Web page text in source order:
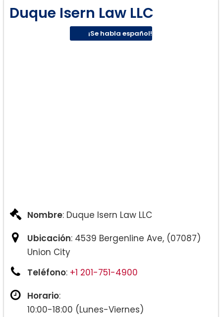
Duque Isern Law LLC
¡Se habla español!
Nombre: Duque Isern Law LLC
Ubicación: 4539 Bergenline Ave, (07087)
Union City
Teléfono: +1 201-751-4900
Horario:
10:00-18:00 (Lunes-Viernes)